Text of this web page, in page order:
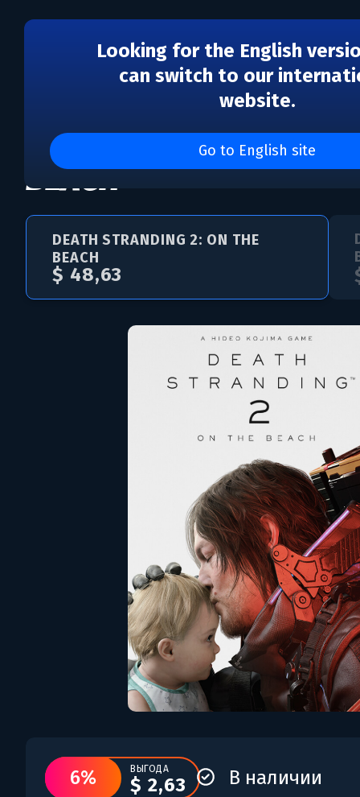
Looking for the English
can switch to our
website.
Go to English site
DEATH STRANDING 2:
BEACH
DEATH STRANDING 2: ON THE
BEACH
$ 48,63
6% ВЫГОДА
$ 2,63 В наличии